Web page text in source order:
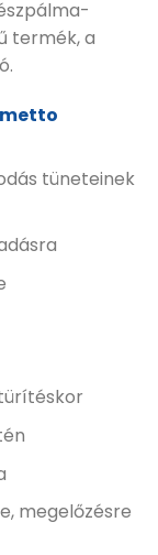
termék, a
tüneteinek
megelőzésre